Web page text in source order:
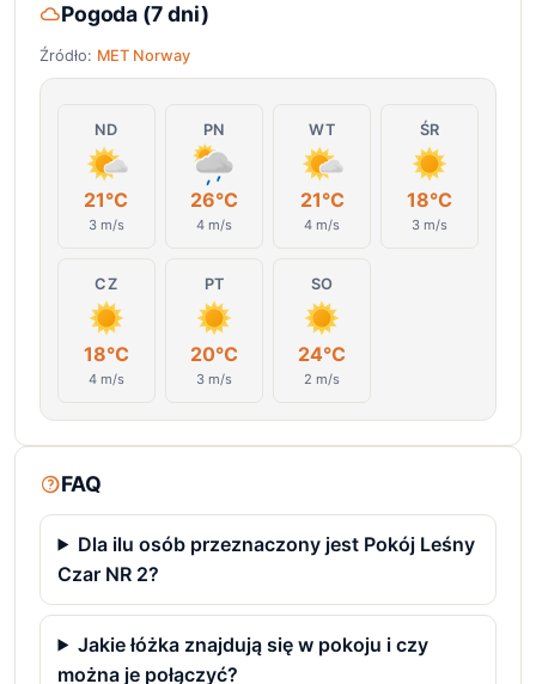
Pogoda (7 dni)
Źródło: MET Norway
ND
21°C
3 m/s
PN
26°C
4 m/s
WT
21°C
4 m/s
ŚR
18°C
3 m/s
CZ
18°C
4 m/s
PT
20°C
3 m/s
SO
24°C
2 m/s
FAQ
Dla ilu osób przeznaczony jest Pokój Leśny
Czar NR 2?
Jakie łóżka znajdują się w pokoju i czy
można je połączyć?